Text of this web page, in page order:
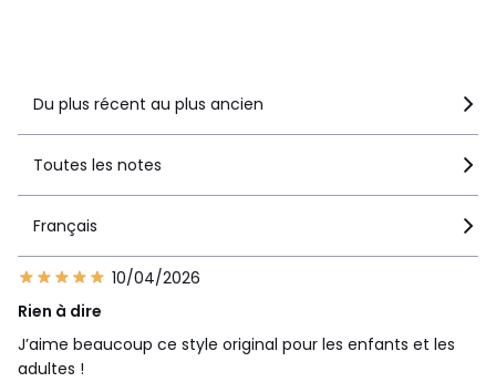
Du plus récent au plus ancien
Toutes les notes
Français
10/04/2026
Rien à dire
J’aime beaucoup ce style original pour les enfants et les
adultes !